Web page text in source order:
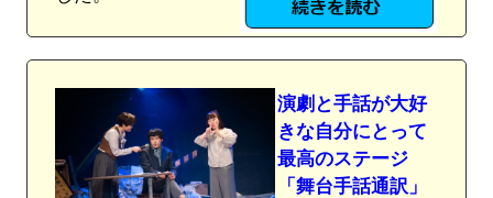
演劇と手話が大好
きな自分にとって
最高のステージ
「舞台手話通訳」